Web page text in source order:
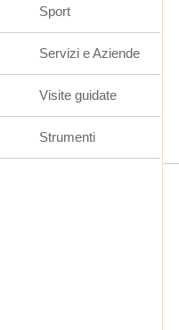
Sport
Servizi e Aziende
Visite guidate
Strumenti